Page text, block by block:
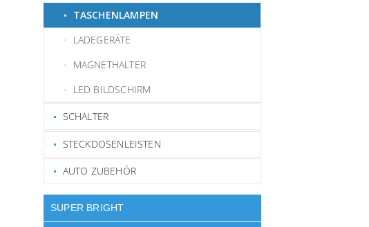
TASCHENLAMPEN
LADEGERÄTE
MAGNETHALTER
LED BILDSCHIRM
SCHALTER
STECKDOSENLEISTEN
AUTO ZUBEHÖR
SUPER BRIGHT